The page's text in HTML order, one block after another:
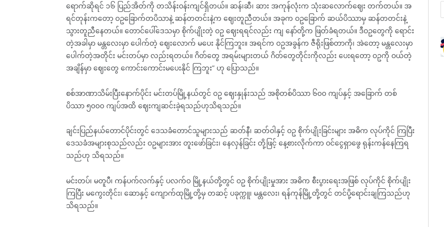
ရောက်ဆိုရင် ၁၆ ပြည်အိတ်ကို တသိန်းဝန်းကျင်ရှိတယ်။ ဆန်၊ဆီ၊ ဆား အကုန်လုံးက သုံးဆလောက်ဈေး တက်တယ်။ အ
ရင်တုန်းကတော့ ဝဥခြောက်တပိသာနဲ့ ဆန်တတင်းနဲ့က ဈေးတူညီတယ်။ အခုက ဝဥခြောက် ဆယ်ပိဿာမှ ဆန်တတင်းနဲ့
သွားတူညီနေတယ်။ တောင်ပေါ်ဒေသမှာ စိုက်ပျိုးတဲ့ ဝဥ ဈေးရရင်လည်း ကျ နော်တို့က ဖြတ်ခံရတယ်။ ဒီဝဥတွေကို ရောင်း
တဲ့အခါမှာ မန္တလေးမှာ ပေါက်တဲ့ ဈေးလောက် မပေး နိုင်ကြဘူး။ အရင်က ဝဥအခွန်က ဇီရိုးဖြစ်တာကို၊ အဲတော့ မန္တလေးမှာ
ပေါက်တဲ့အတိုင်း မင်းတပ်မှာ လည်းရတယ်။ ဂိတ်တွေ အရမ်းများတယ် ဂိတ်တွေတိုင်းကိုလည်း ပေးရတော့ ဝဥကို ဝယ်တဲ့
အချိန်မှာ ဈေးတွေ ကောင်းကောင်းမပေးနိုင် ကြဘူး” ဟု ပြောသည်။
စစ်အာဏာသိမ်းပြီးနောက်ပိုင်း မင်းတပ်မြို့နယ်တွင် ဝဥ ဈေးနှုန်းသည် အစိုတစ်ပိဿာ ၆၀၀ ကျပ်နှင့် အခြောက် တစ်
ပိဿာ ၅၀၀၀ ကျပ်အထိ ဈေးကျဆင်းခဲ့ရသည်ဟုသိရသည်။
ချင်းပြည်နယ်တောင်ပိုင်းတွင် ဒေသခံတောင်သူများသည် ဆတ်နီ၊ ဆတ်ဝါနှင့် ဝဥ စိုက်ပျိုးခြင်းများ အဓိက လုပ်ကိုင် ကြပြီး
ဒေသခံအများစုသည်လည်း ဝဥများအား တူးဖော်ခြင်း၊ နေလှန်ခြင်း တို့ဖြင့် နေ့စားလိုက်ကာ ဝင်ငွေရှာဖွေ ရုန်းကန်နေကြရ
သည်ဟု သိရသည်။
မင်းတပ်၊ မတူပီ၊ ကန်ပက်လက်နှင့် ပလက်ဝ မြို့နယ်တို့တွင် ဝဥ စိုက်ပျိုးမှုအား အဓိက စီးပွားရေးအဖြစ် လုပ်ကိုင် စိုက်ပျိုး
ကြပြီး မကွေးတိုင်း၊ ဆောနှင့် ကျောက်ထုမြို့တို့မှ တဆင့် ပခုက္ကူ၊ မန္တလေး၊ ရန်ကုန်မြို့တို့တွင် တင်ပို့ရောင်းချကြသည်ဟု
သိရသည်။